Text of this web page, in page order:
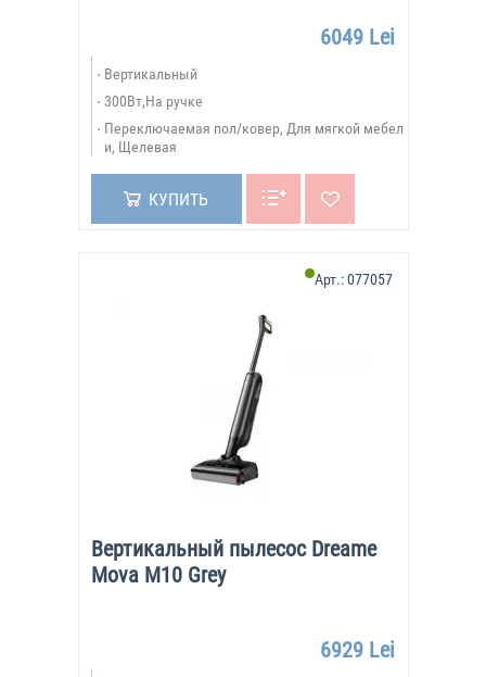
6049 Lei
Вертикальный
300Вт,На ручке
Переключаемая пол/ковер, Для мягкой мебел
и, Щелевая
КУПИТЬ
Вертикальный пылесос Dreame
Mova M10 Grey
Арт.:077057
6929 Lei